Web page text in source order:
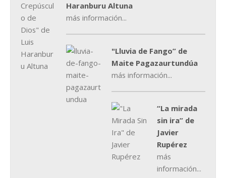
Haranburu Altuna
más información...
"Lluvia de Fango” de
Maite Pagazaurtundúa
más información...
“La mirada
sin ira” de
Javier
Rupérez
más
información...